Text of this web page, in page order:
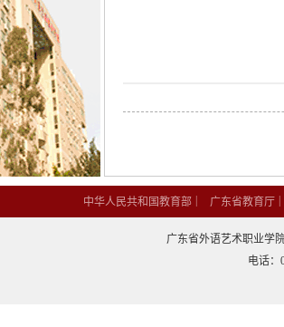
中华人民共和国教育部 广东省教育厅
广东省外语艺术职业学
电话：